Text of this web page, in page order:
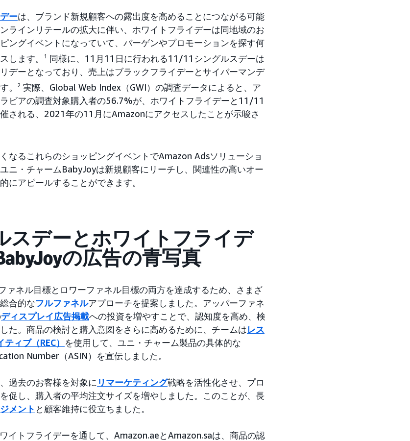
ーは、ブランド新規顧客への露出度を高めることにつながる可能
ラインリテールの拡大に伴い、ホワイトフライデーは同地域のお
ングイベントになっていて、バーゲンやプロモーションを探す何
します。
1
同様に、11月11日に行われる11/11シングルスデーは
デーとなっており、売上はブラックフライデーとサイバーマンデ
。
2 実際、Global Web Index（GWI）の調査データによると、ア
ビアの調査対象購入者の56.7%が、ホワイトフライデーと11/11
される、2021年の11月にAmazonにアクセスしたことが示唆さ
なるこれらのショッピングイベントでAmazon Adsソリューショ
ニ・チャームBabyJoyは新規顧客にリーチし、関連性の高いオー
にアピールすることができます。
スデーとホワイトフライデ
の広告の青写真
ァネル目標とロワーファネル目標の両方を達成するため、さまざ
合的なフルファネルアプローチを提案しました。アッパーファネ
ディスプレイ広告掲載への投資を増やすことで、認知度を高め、検
た。商品の検討と購入意図をさらに高めるために、チームはレス
ィブ（REC） を使用して、ユニ・チャーム製品の具体的な
Number（ASIN）を宣伝しました。
過去のお客様を対象に リマーケティング戦略を活性化させ、プロ
促し、購入者の平均注文サイズを増やしました。このことが、長
メント と顧客維持に役立ちました。
イトフライデーを通して、Amazon.aeとAmazon.saは、商品の認